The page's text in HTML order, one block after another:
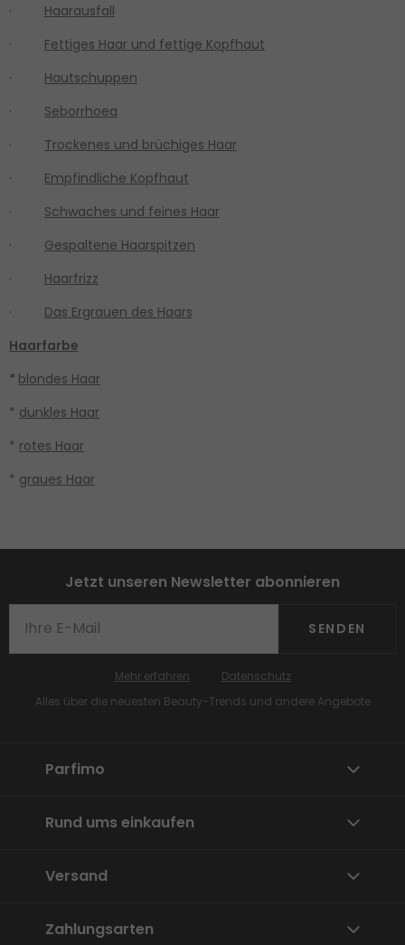
· Haarausfall
· Fettiges Haar und fettige Kopfhaut
· Hautschuppen
· Seborrhoea
· Trockenes und brüchiges Haar
· Empfindliche Kopfhaut
· Schwaches und feines Haar
· Gespaltene Haarspitzen
· Haarfrizz
· Das Ergrauen des Haars
Haarfarbe
* blondes Haar
* dunkles Haar
* rotes Haar
* graues Haar
Jetzt unseren Newsletter abonnieren
SENDEN
Alles über die neuesten Beauty-Trends und andere Angebote
Mehr erfahren Datenschutz
Parfimo
Rund ums einkaufen
Versand
Zahlungsarten